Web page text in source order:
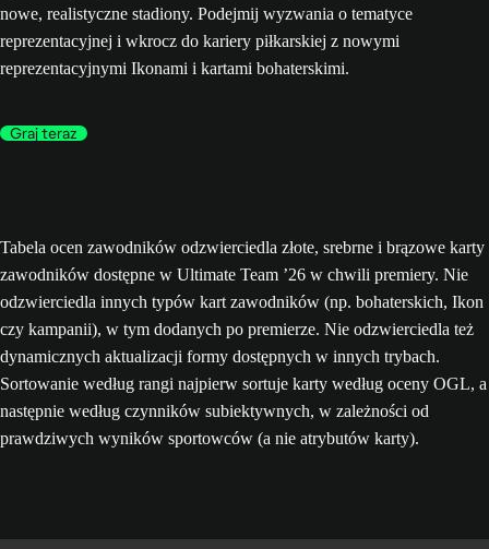
nowe, realistyczne stadiony. Podejmij wyzwania o tematyce
reprezentacyjnej i wkrocz do kariery piłkarskiej z nowymi
reprezentacyjnymi Ikonami i kartami bohaterskimi.
Graj teraz
Tabela ocen zawodników odzwierciedla złote, srebrne i brązowe karty
zawodników dostępne w Ultimate Team ’26 w chwili premiery. Nie
odzwierciedla innych typów kart zawodników (np. bohaterskich, Ikon
czy kampanii), w tym dodanych po premierze. Nie odzwierciedla też
dynamicznych aktualizacji formy dostępnych w innych trybach.
Sortowanie według rangi najpierw sortuje karty według oceny OGL, a
następnie według czynników subiektywnych, w zależności od
prawdziwych wyników sportowców (a nie atrybutów karty).